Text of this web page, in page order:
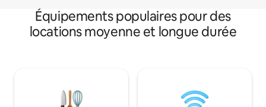
Équipements populaires pour des
locations moyenne et longue durée